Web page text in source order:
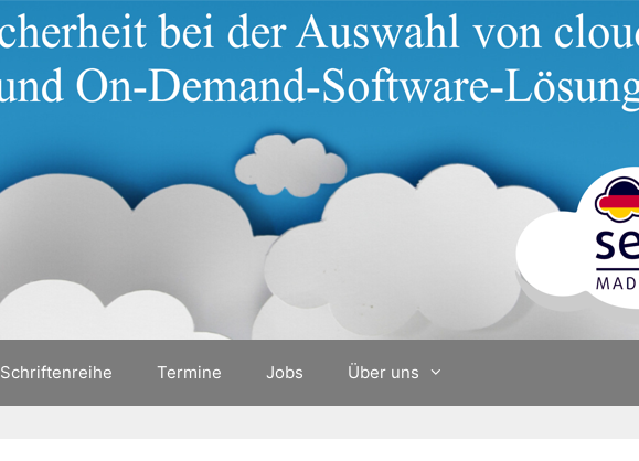
Schriftenreihe Termine Jobs Über uns